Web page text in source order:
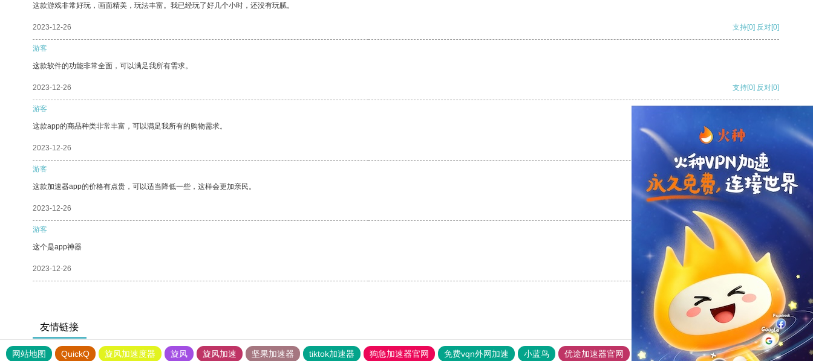
这款游戏非常好玩，画面精美，玩法丰富。我已经玩了好几个小时，还没有玩腻。
2023-12-26 支持[0] 反对[0]
游客
这款软件的功能非常全面，可以满足我所有需求。
2023-12-26 支持[0] 反对[0]
游客
这款app的商品种类非常丰富，可以满足我所有的购物需求。
2023-12-26
游客
这款加速器app的价格有点贵，可以适当降低一些，这样会更加亲民。
2023-12-26 反对
游客
这个是app神器
2023-12-26 反对[0]
友情链接
网站地图 QuickQ 旋风加速度器 旋风 旋风加速 坚果加速器 tiktok加速器 狗急加速器官网 免费vqn外网加速 小蓝鸟 优途加速器官网 风驰加速器 旋风加速器 八戒看书